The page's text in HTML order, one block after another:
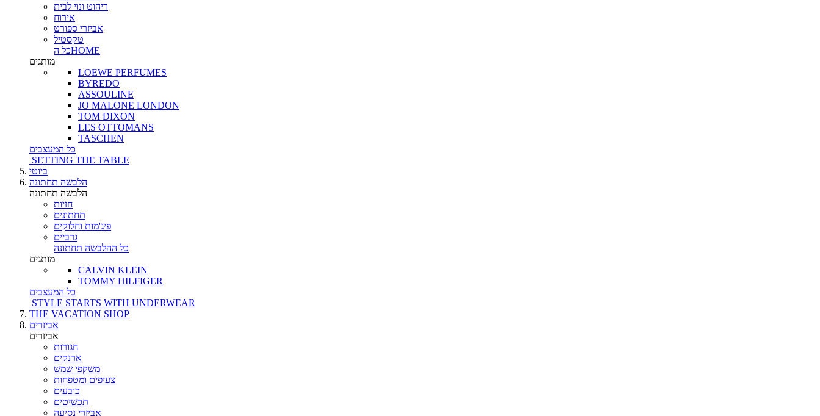
ריהוט ונוי לבית
אירוח
אביזרי ספורט
טקסטיל
כל הHOME
מותגים
LOEWE PERFUMES
BYREDO
ASSOULINE
JO MALONE LONDON
TOM DIXON
LES OTTOMANS
TASCHEN
כל המעצבים
SETTING THE TABLE
ביוטי
הלבשה תחתונה
הלבשה תחתונה
חזיות
תחתונים
פיג'מות וחלוקים
גרביים
כל ההלבשה תחתונה
מותגים
CALVIN KLEIN
TOMMY HILFIGER
כל המעצבים
STYLE STARTS WITH UNDERWEAR
THE VACATION SHOP
אביזרים
אביזרים
חגורות
ארנקים
משקפי שמש
צעיפים ומטפחות
כובעים
תכשיטים
אביזרי נסיעה